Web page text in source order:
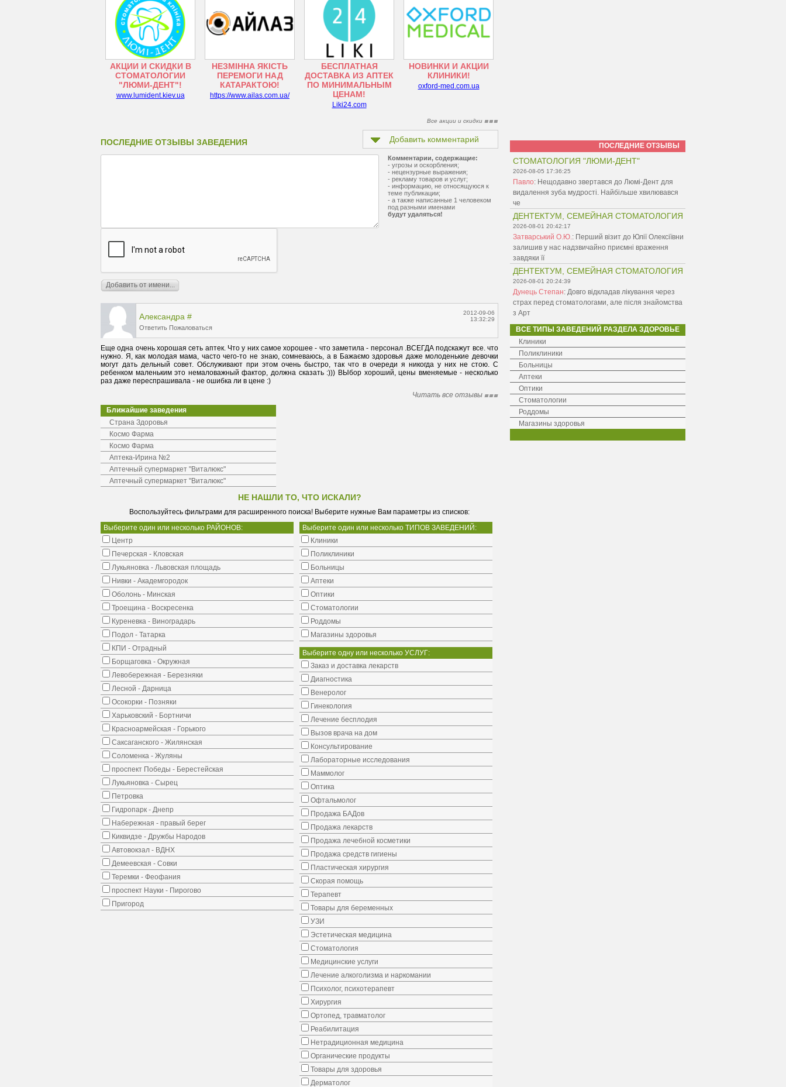
АКЦИИ И СКИДКИ В
СТОМАТОЛОГИИ
"ЛЮМИ-ДЕНТ"!
www.lumident.kiev.ua
НЕЗМІННА ЯКІСТЬ
ПЕРЕМОГИ НАД
КАТАРАКТОЮ!
https://www.ailas.com.ua/
БЕСПЛАТНАЯ
ДОСТАВКА ИЗ АПТЕК
ПО МИНИМАЛЬНЫМ
ЦЕНАМ!
Liki24.com
НОВИНКИ И АКЦИИ
КЛИНИКИ!
oxford-med.com.ua
Все акции и скидки
ПОСЛЕДНИЕ ОТЗЫВЫ ЗАВЕДЕНИЯ Добавить комментарий
Комментарии, содержащие:
- угрозы и оскорбления;
- нецензурные выражения;
- рекламу товаров и услуг;
- информацию, не относящуюся к
теме публикации;
- а также написанные 1 человеком
под разными именами
будут удаляться!
Александра #
Ответить Пожаловаться
2012-09-06
13:32:29
Еще одна очень хорошая сеть аптек. Что у них самое хорошее - что заметила - персонал .ВСЕГДА подскажут все. что
нужно. Я, как молодая мама, часто чего-то не знаю, сомневаюсь, а в Бажаємо здоровья даже молоденькие девочки
могут дать дельный совет. Обслуживают при этом очень быстро, так что в очереди я никогда у них не стою. С
ребенком маленьким это немаловажный фактор, должна сказать :))) ВЫбор хороший, цены вменяемые - несколько
раз даже переспрашивала - не ошибка ли в цене :)
Читать все отзывы
Ближайшие заведения
Страна Здоровья
Космо Фарма
Космо Фарма
Аптека-Ирина №2
Аптечный супермаркет "Виталюкс"
Аптечный супермаркет "Виталюкс"
НЕ НАШЛИ ТО, ЧТО ИСКАЛИ?
Воспользуйтесь фильтрами для расширенного поиска! Выберите нужные Вам параметры из списков:
Выберите один или несколько РАЙОНОВ:
Центр
Печерская - Кловская
Лукьяновка - Львовская площадь
Нивки - Академгородок
Оболонь - Минская
Троещина - Воскресенка
Куреневка - Виноградарь
Подол - Татарка
КПИ - Отрадный
Борщаговка - Окружная
Левобережная - Березняки
Лесной - Дарница
Осокорки - Позняки
Харьковский - Бортничи
Красноармейская - Горького
Саксаганского - Жилянская
Соломенка - Жуляны
проспект Победы - Берестейская
Лукьяновка - Сырец
Петровка
Гидропарк - Днепр
Набережная - правый берег
Киквидзе - Дружбы Народов
Автовокзал - ВДНХ
Демеевская - Совки
Теремки - Феофания
проспект Науки - Пирогово
Пригород
Выберите один или несколько ТИПОВ ЗАВЕДЕНИЙ:
Клиники
Поликлиники
Больницы
Аптеки
Оптики
Стоматологии
Роддомы
Магазины здоровья
Выберите одну или несколько УСЛУГ:
Заказ и доставка лекарств
Диагностика
Венеролог
Гинекология
Лечение бесплодия
Вызов врача на дом
Консультирование
Лабораторные исследования
Маммолог
Оптика
Офтальмолог
Продажа БАДов
Продажа лекарств
Продажа лечебной косметики
Продажа средств гигиены
Пластическая хирургия
Скорая помощь
Терапевт
Товары для беременных
УЗИ
Эстетическая медицина
Стоматология
Медицинские услуги
Лечение алкоголизма и наркомании
Психолог, психотерапевт
Хирургия
Ортопед, травматолог
Реабилитация
Нетрадиционная медицина
Органические продукты
Товары для здоровья
Дерматолог
ПОСЛЕДНИЕ ОТЗЫВЫ
СТОМАТОЛОГИЯ "ЛЮМИ-ДЕНТ"
2026-08-05 17:36:25
Павло: Нещодавно звертався до Люмі-Дент для
видалення зуба мудрості. Найбільше хвилювався
че
ДЕНТЕКТУМ, СЕМЕЙНАЯ СТОМАТОЛОГИЯ
2026-08-01 20:42:17
Затварський О.Ю.: Перший візит до Юлії Олексіївни
залишив у нас надзвичайно приємні враження
завдяки її
ДЕНТЕКТУМ, СЕМЕЙНАЯ СТОМАТОЛОГИЯ
2026-08-01 20:24:39
Дунець Степан: Довго відкладав лікування через
страх перед стоматологами, але після знайомства
з Арт
ВСЕ ТИПЫ ЗАВЕДЕНИЙ РАЗДЕЛА ЗДОРОВЬЕ
Клиники
Поликлиники
Больницы
Аптеки
Оптики
Стоматологии
Роддомы
Магазины здоровья